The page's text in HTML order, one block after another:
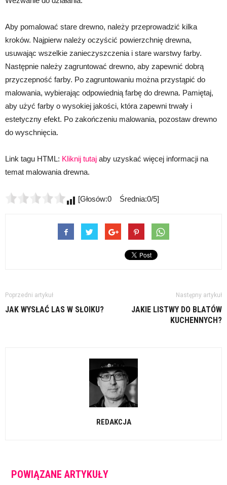
Aby pomalować stare drewno, należy przeprowadzić kilka
kroków. Najpierw należy oczyścić powierzchnię drewna,
usuwając wszelkie zanieczyszczenia i stare warstwy farby.
Następnie należy zagruntować drewno, aby zapewnić dobrą
przyczepność farby. Po zagruntowaniu można przystąpić do
malowania, wybierając odpowiednią farbę do drewna. Pamiętaj,
aby użyć farby o wysokiej jakości, która zapewni trwały i
estetyczny efekt. Po zakończeniu malowania, pozostaw drewno
do wyschnięcia.
Link tagu HTML: Kliknij tutaj aby uzyskać więcej informacji na
temat malowania drewna.
[Głosów:0 Średnia:0/5]
Poprzedni artykuł
JAK WYSŁAĆ LAS W SŁOIKU?
Następny artykuł
JAKIE LISTWY DO BLATÓW
KUCHENNYCH?
REDAKCJA
POWIĄZANE ARTYKUŁY